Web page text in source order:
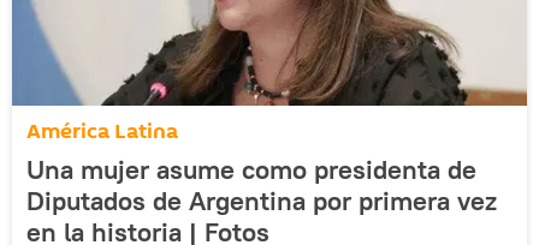
América Latina
Una mujer asume como presidenta de
Diputados de Argentina por primera vez
en la historia | Fotos